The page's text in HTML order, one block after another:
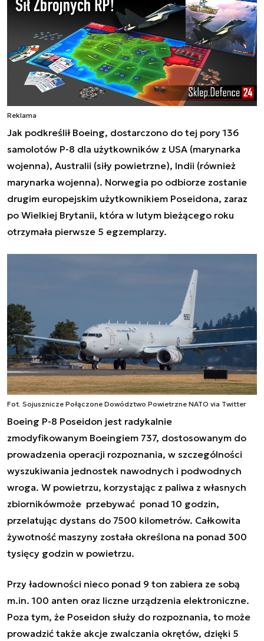
Reklama
Jak podkreślił Boeing, dostarczono do tej pory 136
samolotów P-8 dla użytkowników z USA (marynarka
wojenna), Australii (siły powietrzne), Indii (również
marynarka wojenna). Norwegia po odbiorze zostanie
drugim europejskim użytkownikiem Poseidona, zaraz
po Wielkiej Brytanii, która w lutym bieżącego roku
otrzymała pierwsze 5 egzemplarzy.
Fot. Sojusznicze Połączone Dowództwo Powietrzne NATO via Twitter
Boeing P-8 Poseidon jest radykalnie
zmodyfikowanym Boeingiem 737, dostosowanym do
prowadzenia operacji rozpoznania, w szczególności
wyszukiwania jednostek nawodnych i podwodnych
wroga. W powietrzu, korzystając z paliwa z własnych
zbiornikówmoże przebywać ponad 10 godzin,
przelatując dystans do 7500 kilometrów. Całkowita
żywotność maszyny została określona na ponad 300
tysięcy godzin w powietrzu.
Przy ładowności nieco ponad 9 ton zabiera ze sobą
m.in. 100 anten oraz liczne urządzenia elektroniczne.
Poza tym, że Poseidon służy do rozpoznania, to może
prowadzić także akcje zwalczania okrętów, dzięki 5